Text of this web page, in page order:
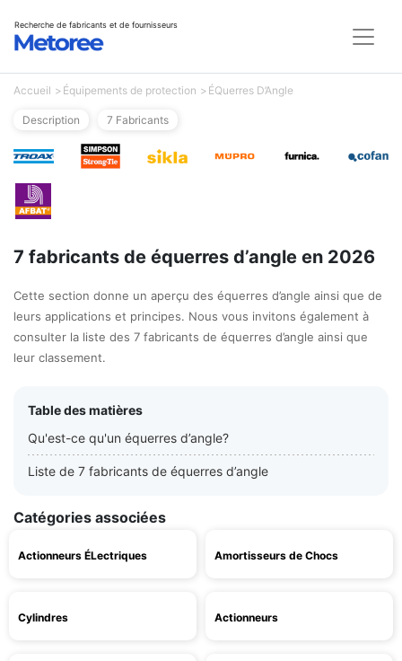
Recherche de fabricants et de fournisseurs
Accueil Équipements de protection ÉQuerres D’Angle
Description 7 Fabricants
7 fabricants de équerres d’angle en 2026
Cette section donne un aperçu des équerres d’angle ainsi que de
leurs applications et principes. Nous vous invitons également à
consulter la liste des 7 fabricants de équerres d’angle ainsi que
leur classement.
Table des matières
Qu'est-ce qu'un équerres d’angle?
Liste de 7 fabricants de équerres d’angle
Catégories associées
Actionneurs ÉLectriques Amortisseurs de Chocs
Cylindres Actionneurs